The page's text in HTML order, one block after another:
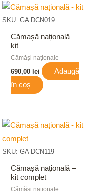
SKU: GA DCN019
Cămașă națională –
kit
Cămăși naționale
690,00 lei
Adaugă
în coș
SKU: GA DCN119
Cămașă națională –
kit complet
Cămăși naționale